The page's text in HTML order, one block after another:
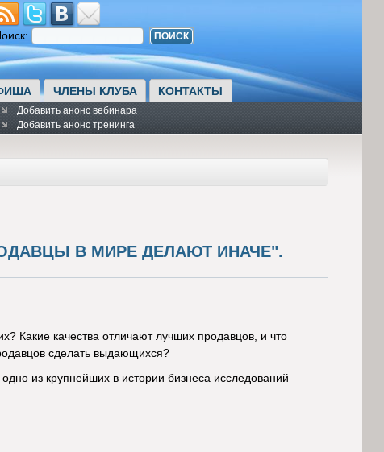
ЧЛЕНЫ КЛУБА КОНТАКТЫ
Добавить анонс вебинара
Добавить анонс тренинга
В МИРЕ ДЕЛАЮТ ИНАЧЕ".
Какие качества отличают лучших продавцов, и что
сделать выдающихся?
из крупнейших в истории бизнеса исследований